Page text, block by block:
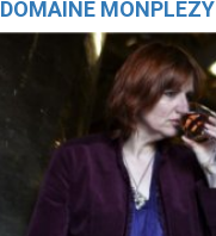
DOMAINE MONPLÉZY